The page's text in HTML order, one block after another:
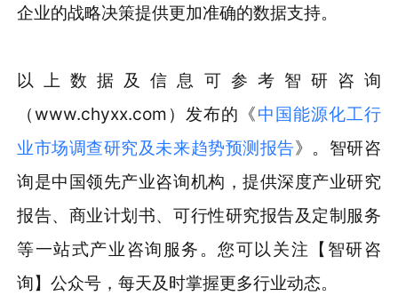
企业的战略决策提供更加准确的数据支持。
以上数据及信息可参考智研咨询
（www.chyxx.com）发布的《中国能源化工行
业市场调查研究及未来趋势预测报告》。智研咨
询是中国领先产业咨询机构，提供深度产业研究
报告、商业计划书、可行性研究报告及定制服务
等一站式产业咨询服务。您可以关注【智研咨
询】公众号，每天及时掌握更多行业动态。